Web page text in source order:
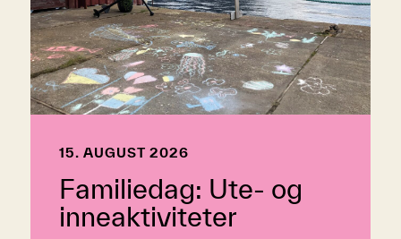
15. AUGUST 2026
Familiedag: Ute- og
inneaktiviteter